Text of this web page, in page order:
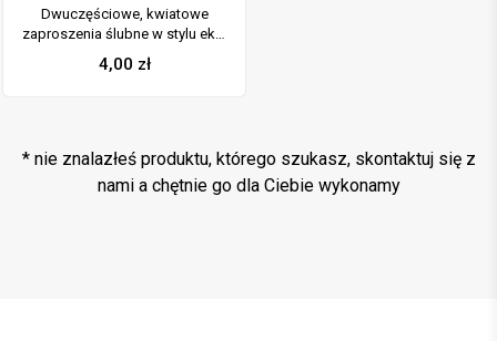
Dwuczęściowe, kwiatowe
zaproszenia ślubne w stylu eko,
z kwiatami bratków w dwóch
kolorach. ZAP-76-08
4,00 zł
* nie znalazłeś produktu, którego szukasz, skontaktuj się z
nami a chętnie go dla Ciebie wykonamy